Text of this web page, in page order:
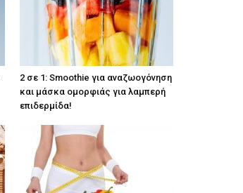
2 σε 1: Smoothie για αναζωογόνηση
και μάσκα ομορφιάς για λαμπερή
επιδερμίδα!